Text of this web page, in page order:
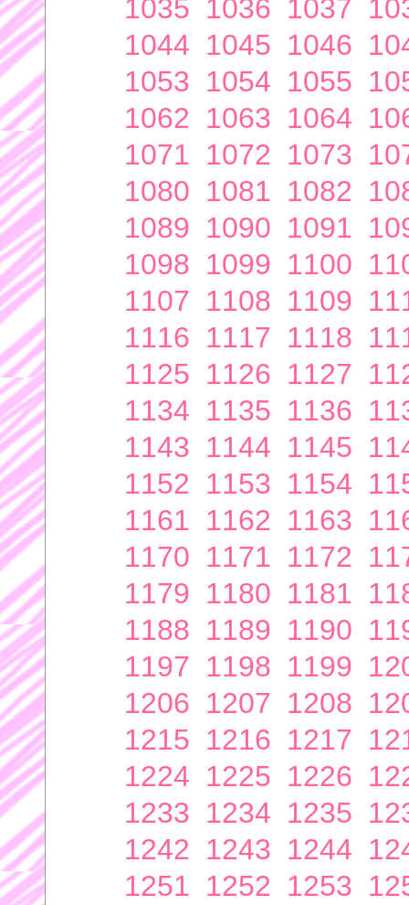
1035 1036 1037
1044 1045 1046
1053 1054 1055
1062 1063 1064
1071 1072 1073
1080 1081 1082
1089 1090 1091
1098 1099 1100
1107 1108 1109
1116 1117 1118
1125 1126 1127
1134 1135 1136
1143 1144 1145
1152 1153 1154
1161 1162 1163
1170 1171 1172
1179 1180 1181
1188 1189 1190
1197 1198 1199
1206 1207 1208
1215 1216 1217
1224 1225 1226
1233 1234 1235
1242 1243 1244
1251 1252 1253